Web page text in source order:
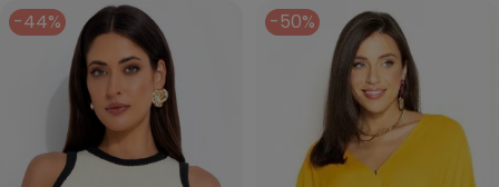
-44% -50%